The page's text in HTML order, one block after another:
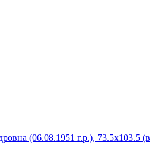
(06.08.1951 г.р.), 73.5х103.5 (в